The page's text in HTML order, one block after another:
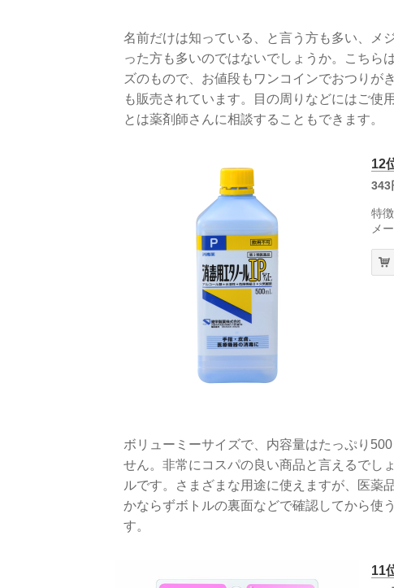
名前だけは知っている、と言う方も多い、メ
った方も多いのではないでしょうか。こちら
ズのもので、お値段もワンコインでおつりが
も販売されています。目の周りなどにはご使
とは薬剤師さんに相談することもできます。
12
343
特
メ
ボリューミーサイズで、内容量はたっぷり
せん。非常にコスパの良い商品と言えるでし
ルです。さまざまな用途に使えますが、医薬
かならずボトルの裏面などで確認してから使
す。
11